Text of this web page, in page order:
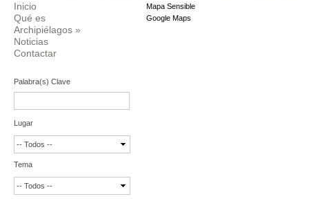
Inicio
Qué es
Archipiélagos »
Noticias
Contactar
Palabra(s) Clave
Lugar
Tema
Mapa Sensible
Google Maps